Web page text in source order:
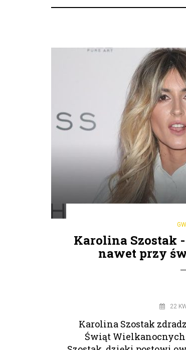
Karolina Szostak
nawet przy
22
Karolina Szostak
Świąt